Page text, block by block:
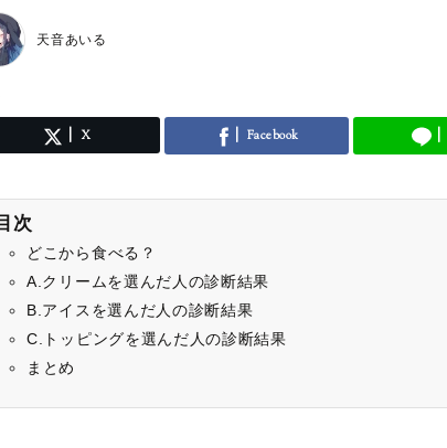
天音あいる
X Facebook
次
どこから食べる？
A.クリームを選んだ人の診断結果
B.アイスを選んだ人の診断結果
C.トッピングを選んだ人の診断結果
まとめ